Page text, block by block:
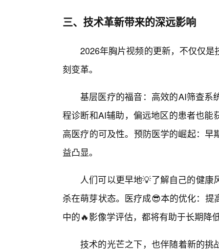
三、技术革新带来的深远影响
2026年胸片视频的更新，不仅仅
刻变革。
基层医疗的福音：高效的AI筛查系
程诊断和AI辅助，偏远地区的患者也
高医疗的可及性。预防医学的崛起：
益凸显。
人们可以更早地💡了解自己的健
杀在萌芽状态。医疗成😎本的优化：
中的🔥影像学评估，都将有助于长期降
技术的光芒之下，也伴随着新的